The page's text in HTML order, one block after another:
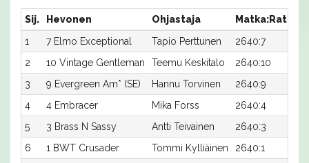
Sij. Hevonen Ohjastaja Matka:Rata
1
7 Elmo Exceptional Tapio Perttunen 2640:7
2
10 Vintage Gentleman Teemu Keskitalo 2640:10
3
9 Evergreen Am* (SE) Hannu Torvinen 2640:9
4
4 Embracer Mika Forss 2640:4
5
3 Brass N Sassy Antti Teivainen 2640:3
6
1 BWT Crusader Tommi Kylliäinen 2640:1